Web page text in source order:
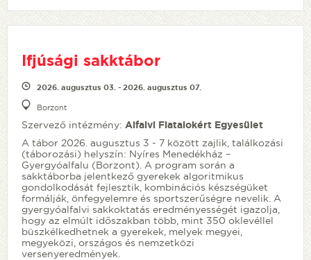
Ifjúsági sakktábor
2026. augusztus 03. - 2026. augusztus 07.
Borzont
Szervező intézmény: Alfalvi Fiatalokért Egyesület
A tábor 2026. augusztus 3 - 7 között zajlik, találkozási
(táborozási) helyszín: Nyíres Menedékház –
Gyergyóalfalu (Borzont). A program során a
sakktáborba jelentkező gyerekek algoritmikus
gondolkodását fejlesztik, kombinációs készségüket
formálják, önfegyelemre és sportszerűségre nevelik. A
gyergyóalfalvi sakkoktatás eredményességét igazolja,
hogy az elmúlt időszakban több, mint 350 oklevéllel
büszkélkedhetnek a gyerekek, melyek megyei,
megyeközi, országos és nemzetközi
versenyeredmények.